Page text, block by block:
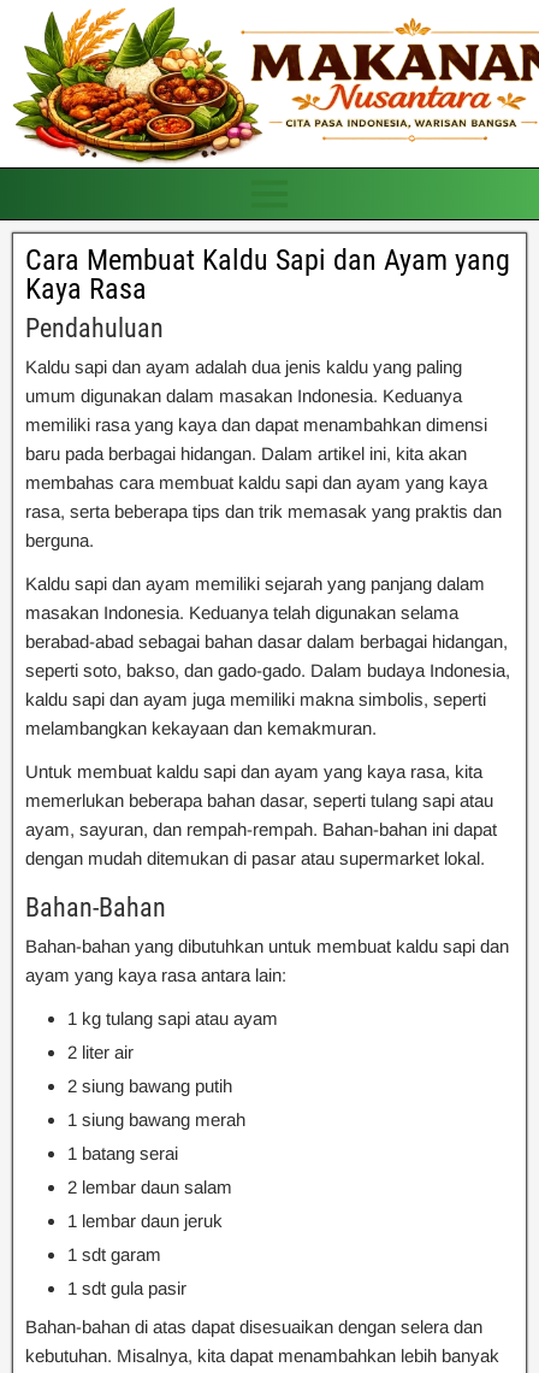
Cara Membuat Kaldu Sapi dan Ayam yang
Kaya Rasa
Pendahuluan
Kaldu sapi dan ayam adalah dua jenis kaldu yang paling
umum digunakan dalam masakan Indonesia. Keduanya
memiliki rasa yang kaya dan dapat menambahkan dimensi
baru pada berbagai hidangan. Dalam artikel ini, kita akan
membahas cara membuat kaldu sapi dan ayam yang kaya
rasa, serta beberapa tips dan trik memasak yang praktis dan
berguna.
Kaldu sapi dan ayam memiliki sejarah yang panjang dalam
masakan Indonesia. Keduanya telah digunakan selama
berabad-abad sebagai bahan dasar dalam berbagai hidangan,
seperti soto, bakso, dan gado-gado. Dalam budaya Indonesia,
kaldu sapi dan ayam juga memiliki makna simbolis, seperti
melambangkan kekayaan dan kemakmuran.
Untuk membuat kaldu sapi dan ayam yang kaya rasa, kita
memerlukan beberapa bahan dasar, seperti tulang sapi atau
ayam, sayuran, dan rempah-rempah. Bahan-bahan ini dapat
dengan mudah ditemukan di pasar atau supermarket lokal.
Bahan-Bahan
Bahan-bahan yang dibutuhkan untuk membuat kaldu sapi dan
ayam yang kaya rasa antara lain:
1 kg tulang sapi atau ayam
2 liter air
2 siung bawang putih
1 siung bawang merah
1 batang serai
2 lembar daun salam
1 lembar daun jeruk
1 sdt garam
1 sdt gula pasir
Bahan-bahan di atas dapat disesuaikan dengan selera dan
kebutuhan. Misalnya, kita dapat menambahkan lebih banyak